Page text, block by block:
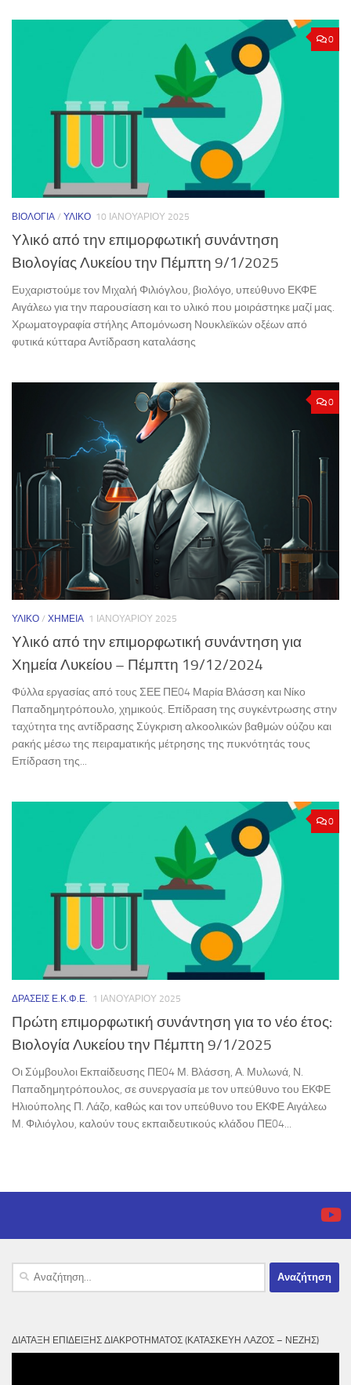
0
ΒΙΟΛΟΓΊΑ / ΥΛΙΚΌ 10 ΙΑΝΟΥΑΡΊΟΥ 2025
Υλικό από την επιμορφωτική συνάντηση
Βιολογίας Λυκείου την Πέμπτη 9/1/2025
Ευχαριστούμε τον Μιχαλή Φιλιόγλου, βιολόγο, υπεύθυνο ΕΚΦΕ
Αιγάλεω για την παρουσίαση και το υλικό που μοιράστηκε μαζί μας.
Χρωματογραφία στήλης Απομόνωση Νουκλεϊκών οξέων από
φυτικά κύτταρα Αντίδραση καταλάσης
0
ΥΛΙΚΌ / ΧΗΜΕΊΑ 1 ΙΑΝΟΥΑΡΊΟΥ 2025
Υλικό από την επιμορφωτική συνάντηση για
Χημεία Λυκείου – Πέμπτη 19/12/2024
Φύλλα εργασίας από τoυς ΣΕΕ ΠΕ04 Μαρία Βλάσση και Νίκο
Παπαδημητρόπουλο, χημικούς. Επίδραση της συγκέντρωσης στην
ταχύτητα της αντίδρασης Σύγκριση αλκοολικών βαθμών ούζου και
ρακής μέσω της πειραματικής μέτρησης της πυκνότητάς τους
Επίδραση της...
0
ΔΡΆΣΕΙΣ Ε.Κ.Φ.Ε. 1 ΙΑΝΟΥΑΡΊΟΥ 2025
Πρώτη επιμορφωτική συνάντηση για το νέο έτος:
Βιολογία Λυκείου την Πέμπτη 9/1/2025
Οι Σύμβουλοι Εκπαίδευσης ΠΕ04 Μ. Βλάσση, Α. Μυλωνά, Ν.
Παπαδημητρόπουλος, σε συνεργασία με τον υπεύθυνο του ΕΚΦΕ
Ηλιούπολης Π. Λάζο, καθώς και τον υπεύθυνο του ΕΚΦΕ Αιγάλεω
Μ. Φιλιόγλου, καλούν τους εκπαιδευτικούς κλάδου ΠΕ04...
Αναζήτηση
ΔΙΆΤΑΞΗ ΕΠΊΔΕΙΞΗΣ ΔΙΑΚΡΟΤΉΜΑΤΟΣ (ΚΑΤΑΣΚΕΥΉ ΛΆΖΟΣ – ΝΈΖΗΣ)